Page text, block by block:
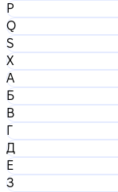
P
Q
S
X
А
Б
В
Г
Д
Е
З